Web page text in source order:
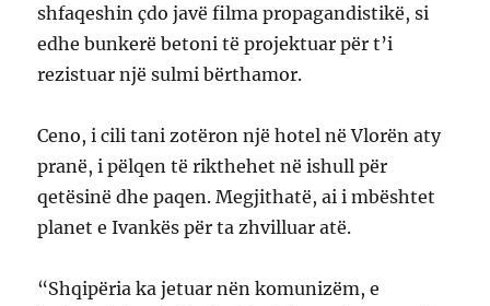
shfaqeshin çdo javë filma propagandistikë, si
edhe bunkerë betoni të projektuar për t’i
rezistuar një sulmi bërthamor.
Ceno, i cili tani zotëron një hotel në Vlorën aty
pranë, i pëlqen të rikthehet në ishull për
qetësinë dhe paqen. Megjithatë, ai i mbështet
planet e Ivankës për ta zhvilluar atë.
“Shqipëria ka jetuar nën komunizëm, e